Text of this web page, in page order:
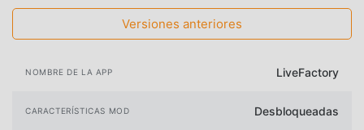
Versiones anteriores
NOMBRE DE LA APP LiveFactory
CARACTERÍSTICAS MOD Desbloqueadas